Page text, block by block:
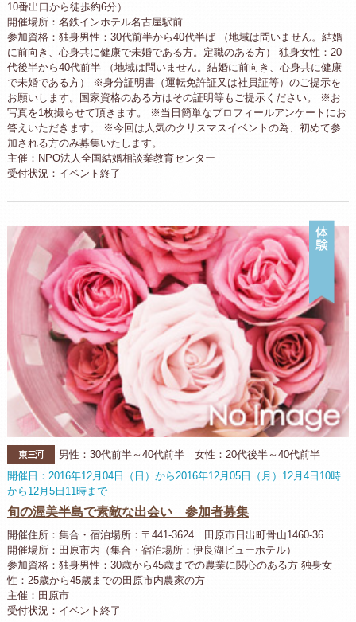
10番出口から徒歩約6分）
開催場所：名鉄インホテル名古屋駅前
参加資格：独身男性：30代前半から40代半ば （地域は問いません。結婚
に前向き、心身共に健康で未婚である方。定職のある方） 独身女性：20
代後半から40代前半 （地域は問いません。結婚に前向き、心身共に健康
で未婚である方） ※身分証明書（運転免許証又は社員証等）のご提示を
お願いします。国家資格のある方はその証明等もご提示ください。 ※お
写真を1枚撮らせて頂きます。 ※当日簡単なプロフィールアンケートにお
答えいただきます。 ※今回は人気のクリスマスイベントの為、初めて参
加される方のみ募集いたします。
主催：NPO法人全国結婚相談業教育センター
受付状況：イベント終了
体
東三河
男性：30代前半～40代前半 女性：20代後半～40代前半
開催日：2016年12月04日（日）から2016年12月05日（月）12月4日10時
から12月5日11時まで
旬の渥美半島で素敵な出会い 参加者募集
開催住所：集合・宿泊場所：〒441-3624 田原市日出町骨山1460-36
開催場所：田原市内（集合・宿泊場所：伊良湖ビューホテル）
参加資格：独身男性：30歳から45歳までの農業に関心のある方 独身女
性：25歳から45歳までの田原市内農家の方
主催：田原市
受付状況：イベント終了